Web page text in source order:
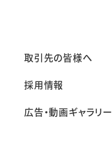
取引先の皆様へ
採用情報
広告・動画ギャラリー